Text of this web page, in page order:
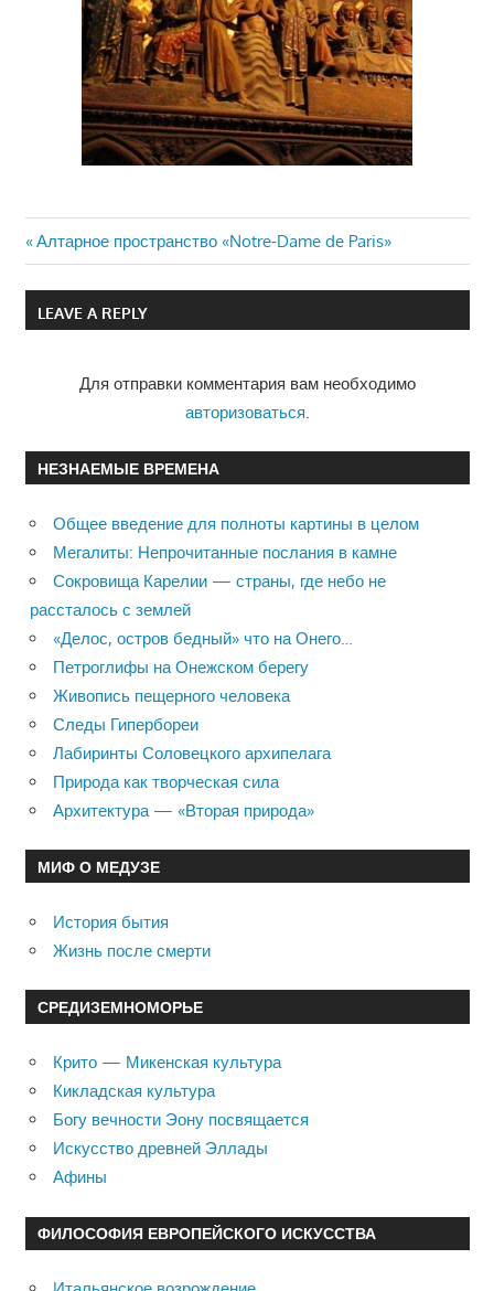
Навигация
по
Previous
Post:
Алтарное пространство «Notre-Dame de Paris»
LEAVE A REPLY
Для отправки комментария вам необходимо
авторизоваться
НЕЗНАЕМЫЕ ВРЕМЕНА
Общее введение для полноты картины в целом
Мегалиты: Непрочитанные послания в камне
Сокровища Карелии — страны, где небо не
рассталось с землей
«Делос, остров бедный» что на Онего…
Петроглифы на Онежском берегу
Живопись пещерного человека
Следы Гипербореи
Лабиринты Соловецкого архипелага
Природа как творческая сила
Архитектура — «Вторая природа»
МИФ О МЕДУЗЕ
История бытия
Жизнь после смерти
СРЕДИЗЕМНОМОРЬЕ
Крито — Микенская культура
Кикладская культура
Богу вечности Эону посвящается
Искусство древней Эллады
Афины
ФИЛОСОФИЯ ЕВРОПЕЙСКОГО ИСКУССТВА